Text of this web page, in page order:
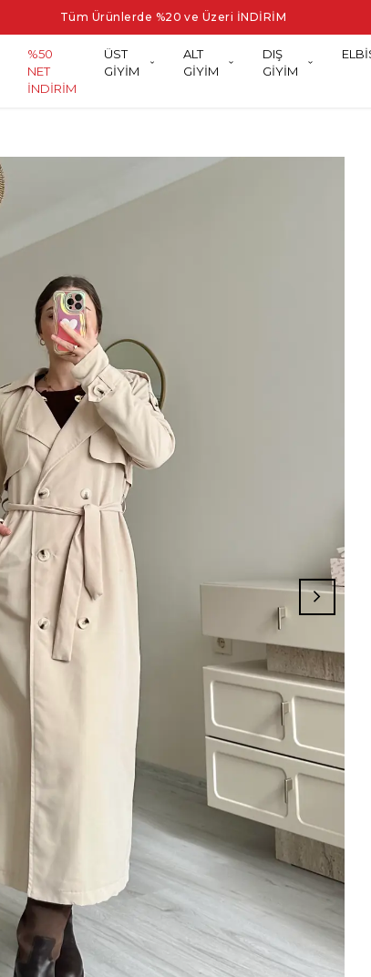
Tüm Ürünlerde %20 ve Üzeri İNDİRİM
%50
NET
İNDİRİM
ÜST
GİYİM
ALT
GİYİM
DIŞ
GİYİM